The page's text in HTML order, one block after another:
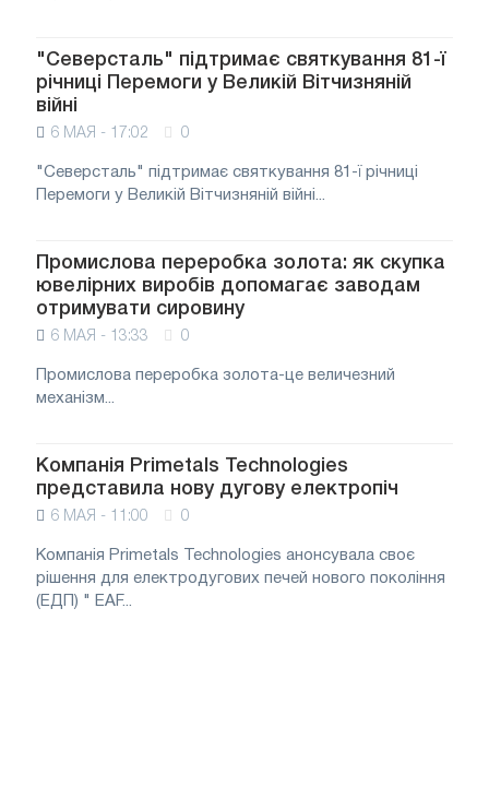
"Северсталь" підтримає святкування 81-ї
річниці Перемоги у Великій Вітчизняній
війні
6 МАЯ - 17:02 0
"Северсталь" підтримає святкування 81-ї річниці
Перемоги у Великій Вітчизняній війні...
Промислова переробка золота: як скупка
ювелірних виробів допомагає заводам
отримувати сировину
6 МАЯ - 13:33 0
Промислова переробка золота-це величезний
механізм...
Компанія Primetals Technologies
представила нову дугову електропіч
6 МАЯ - 11:00 0
Компанія Primetals Technologies анонсувала своє
рішення для електродугових печей нового покоління
(ЕДП) " EAF...